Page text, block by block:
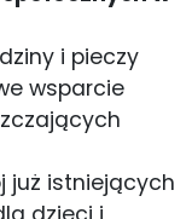
i pieczy
wsparcie
już istniejących